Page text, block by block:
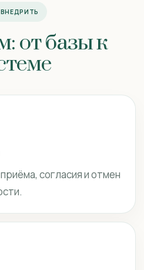
ВНЕДРИТЬ
от базы к
согласия и отмен